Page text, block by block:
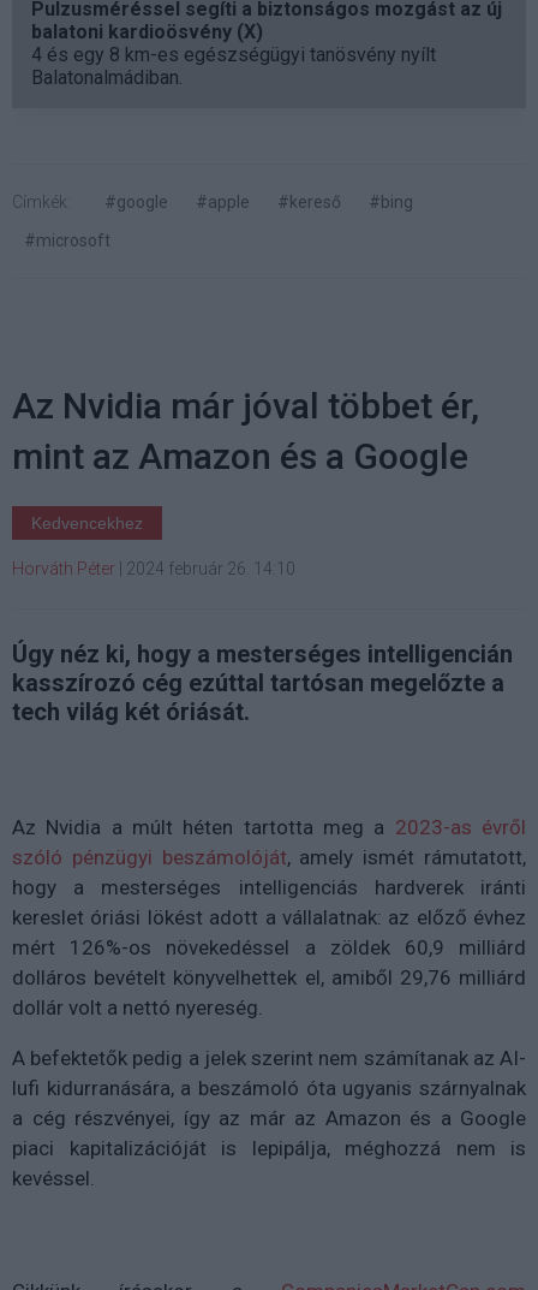
Pulzusméréssel segíti a biztonságos mozgást az új
balatoni kardioösvény (X)
4 és egy 8 km-es egészségügyi tanösvény nyílt
Balatonalmádiban.
Címkék: #google #apple #kereső
#bing
#microsoft
Az Nvidia már jóval többet ér,
mint az Amazon és a Google
Kedvencekhez
Horváth Péter 2024 február 26. 14:10
Úgy néz ki, hogy a mesterséges intelligencián
kasszírozó cég ezúttal tartósan megelőzte a
tech világ két óriását.
Az Nvidia a múlt héten tartotta meg a 2023-as évről
szóló pénzügyi beszámolóját, amely ismét rámutatott,
hogy a mesterséges intelligenciás hardverek iránti
kereslet óriási lökést adott a vállalatnak: az előző évhez
mért 126%-os növekedéssel a zöldek 60,9 milliárd
dolláros bevételt könyvelhettek el, amiből 29,76 milliárd
dollár volt a nettó nyereség.
A befektetők pedig a jelek szerint nem számítanak az AI-
lufi kidurranására, a beszámoló óta ugyanis szárnyalnak
a cég részvényei, így az már az Amazon és a Google
piaci kapitalizációját is lepipálja, méghozzá nem is
kevéssel.